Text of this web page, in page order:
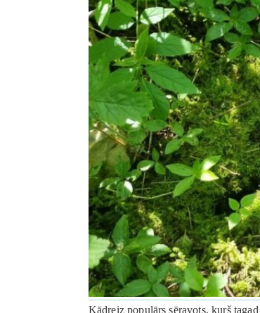
Kādreiz populārs sēravots, kurš